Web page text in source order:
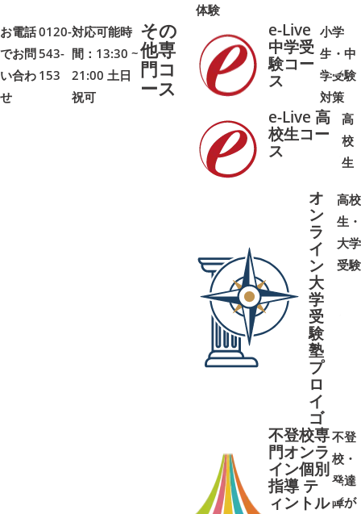
体験
お電話
でお問
い合わ
せ
0120-
543-
153
対応可能時
間：13:30 ~
21:00 土日
祝可
その
他専
門コ
ース
e-Live
中学受
験コー
ス
小学
生・中
学受験
対策
➜➜
e-Live 高
校生コー
ス
高
校
生
➜➜
オ
ン
ラ
イ
ン
大
学
受
験
塾
プ
ロ
イ
ゴ
高校
生・
大学
受験
不登校専
門オンラ
イン個別
指導 テ
ィントル
不登
校・
発達
障が
➜➜